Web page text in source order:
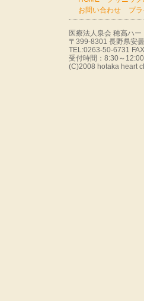
お問い合わせ
プ
医療法人泉会 穂高ハー
〒399-8301 長野県安
TEL:0263-50-6731
受付時間：8:30～
(C)2008 hotaka heart